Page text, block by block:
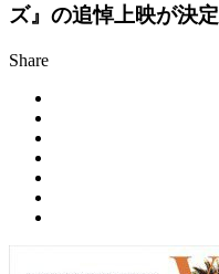
ズ』の追悼上映が決定
Share